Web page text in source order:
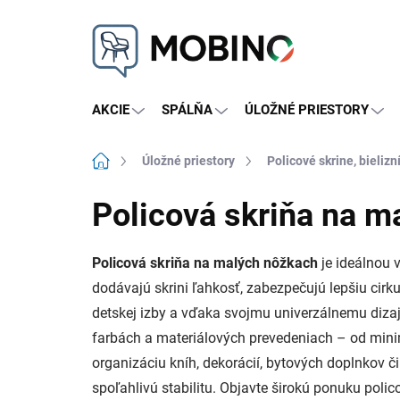
AKCIE SPÁLŇA ÚLOŽNÉ PRIESTORY
DomovÚložné priestory Policové skrine,
Policová skriňa na
Policová skriňa na malých nôžkach je ideálnou
dodávajú skrini ľahkosť, zabezpečujú lepšiu
detskej izby a vďaka svojmu univerzálnemu
farbách a materiálových prevedeniach – od
organizáciu kníh, dekorácií, bytových doplnkov
spoľahlivú stabilitu. Objavte širokú ponuku